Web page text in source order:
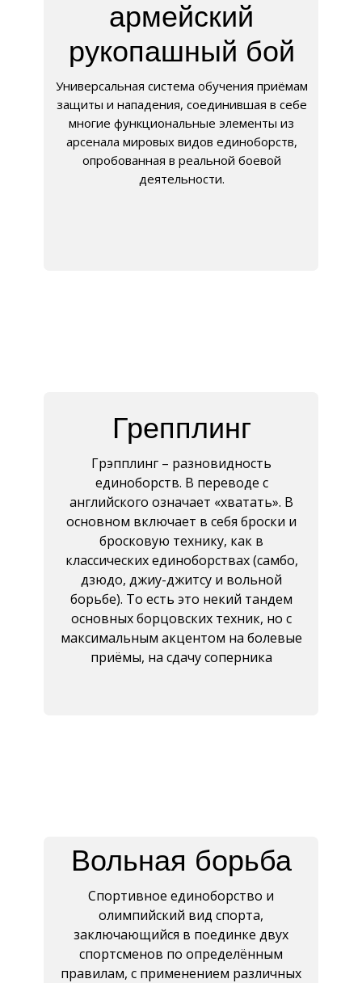
армейский
рукопашный бой
Универсальная система обучения приёмам
защиты и нападения, соединившая в себе
многие функциональные элементы из
арсенала мировых видов единоборств,
опробованная в реальной боевой
деятельности.
Грепплинг
Грэпплинг – разновидность
единоборств. В переводе с
английского означает «хватать». В
основном включает в себя броски и
бросковую технику, как в
классических единоборствах (самбо,
дзюдо, джиу-джитсу и вольной
борьбе). То есть это некий тандем
основных борцовских техник, но с
максимальным акцентом на болевые
приёмы, на сдачу соперника
Вольная борьба
Спортивное единоборство и
олимпийский вид спорта,
заключающийся в поединке двух
спортсменов по определённым
правилам, с применением различных